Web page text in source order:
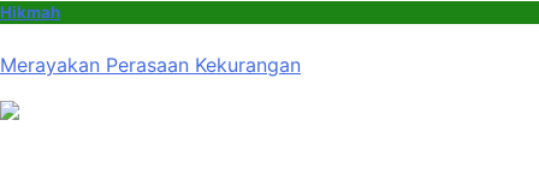
Hikmah
Merayakan Perasaan Kekurangan